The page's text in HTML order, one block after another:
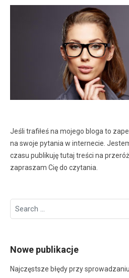
Jeśli trafiłeś na mojego bloga to
na swoje pytania w internecie.
czasu publikuję tutaj treści na
zapraszam Cię do czytania.
Search
for:
Nowe publikacje
Najczęstsze błędy przy